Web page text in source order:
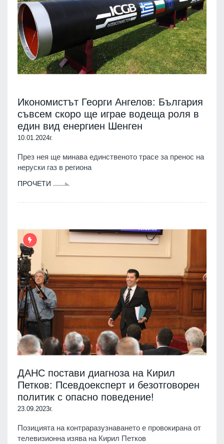
Икономистът Георги Ангелов: България
съвсем скоро ще играе водеща роля в
един вид енергиен Шенген
10.01.2024г.
През нея ще минава единственото трасе за пренос на
неруски газ в региона
ПРОЧЕТИ
ДАНС постави диагноза на Кирил
Петков: Псевдоексперт и безотговорен
политик с опасно поведение!
23.09.2023г.
Позицията на контраразузнаването е провокирана от
телевизионна изява на Кирил Петков